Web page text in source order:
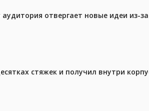
отвергает новые идеи из-
стяжек и получил внутри